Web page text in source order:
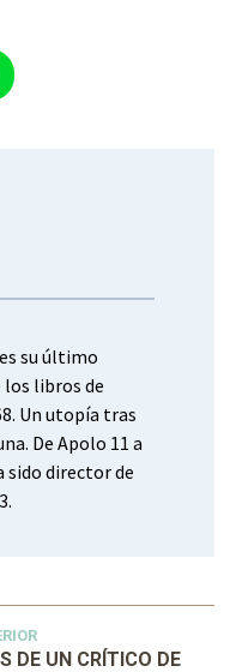
su último
los libros de
Un utopía tras
De Apolo 11 a
sido director de
DE UN CRÍTICO DE